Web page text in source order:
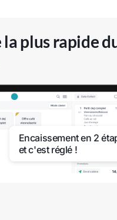
la plus rapide
Encaissement en 2
et c'est réglé !